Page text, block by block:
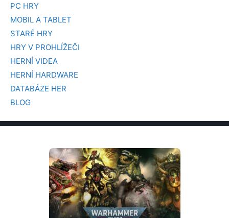
PC HRY
MOBIL A TABLET
STARÉ HRY
HRY V PROHLÍŽEČI
HERNÍ VIDEA
HERNÍ HARDWARE
DATABÁZE HER
BLOG